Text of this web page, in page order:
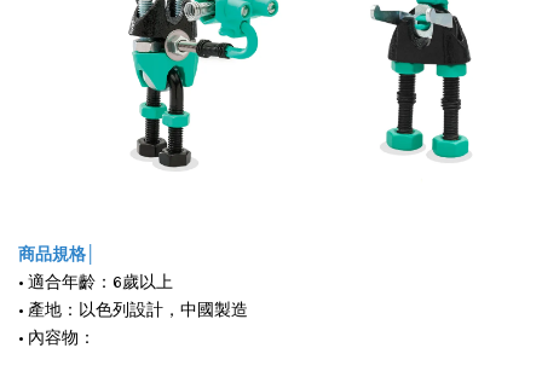
商品規格│
• 適合年齡：6歲以上
• 產地：以色列設計，中國製造
• 內容物：